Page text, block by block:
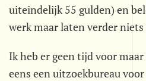
uiteindelijk 55 gulden) en
werk maar laten verder
Ik heb er geen tijd voor
eens een uitzoekbureau